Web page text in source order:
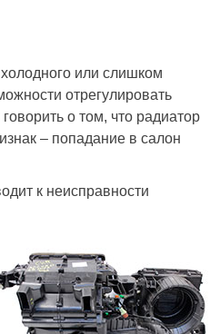
или слишком
отрегулировать
о том, что радиатор
– попадание в салон
к неисправности